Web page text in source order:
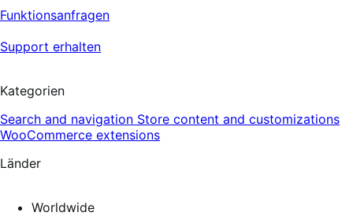
Funktionsanfragen
Support erhalten
Kategorien
Search and navigation Store content and customizations
WooCommerce extensions
Länder
Worldwide